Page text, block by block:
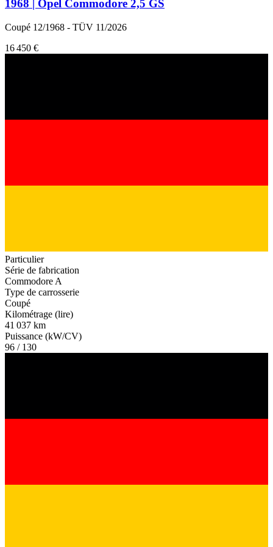
1968 | Opel Commodore 2,5 GS
Coupé 12/1968 - TÜV 11/2026
16 450 €
Particulier
Série de fabrication
Commodore A
Type de carrosserie
Coupé
Kilométrage (lire)
41 037 km
Puissance (kW/CV)
96 / 130